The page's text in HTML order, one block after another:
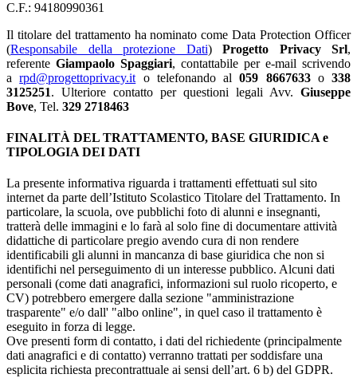
C.F.: 94180990361
Il titolare del trattamento ha nominato come Data Protection Officer
(Responsabile della protezione Dati) Progetto Privacy Srl,
referente Giampaolo Spaggiari, contattabile per e-mail scrivendo
arpd@progettoprivacy.it o telefonando al059 8667633 o 338
3125251. Ulteriore contatto per questioni legali Avv. Giuseppe
Bove, Tel. 329 2718463
FINALITÀ DEL TRATTAMENTO, BASE GIURIDICA e
TIPOLOGIA DEI DATI
La presente informativa riguarda i trattamenti effettuati sul sito
internet da parte dell’Istituto Scolastico Titolare del Trattamento. In
particolare, la scuola, ove pubblichi foto di alunni e insegnanti,
tratterà delle immagini e lo farà al solo fine di documentare attività
didattiche di particolare pregio avendo cura di non rendere
identificabili gli alunni in mancanza di base giuridica che non si
identifichi nel perseguimento di un interesse pubblico. Alcuni dati
personali (come dati anagrafici, informazioni sul ruolo ricoperto, e
CV) potrebbero emergere dalla sezione "amministrazione
trasparente" e/o dall' "albo online", in quel caso il trattamento è
eseguito in forza di legge.
Ove presenti form di contatto, i dati del richiedente (principalmente
dati anagrafici e di contatto) verranno trattati per soddisfare una
esplicita richiesta precontrattuale ai sensi dell’art. 6 b) del GDPR.